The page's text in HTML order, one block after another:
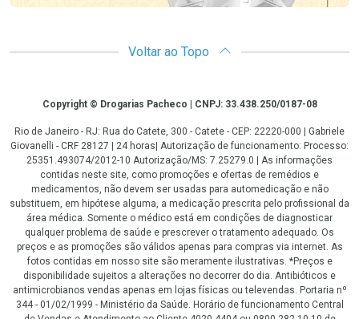
Voltar ao Topo
CopyrightCopyright © Drogarias Pacheco | CNPJ: 33.438.250/0187-08
Rio de Janeiro - RJ: Rua do Catete, 300 - Catete - CEP: 22220-000 | Gabriele
Giovanelli - CRF 28127 | 24 horas| Autorização de funcionamento: Processo:
25351.493074/2012-10 Autorização/MS: 7.25279.0 | As informações
contidas neste site, como promoções e ofertas de remédios e
medicamentos, não devem ser usadas para automedicação e não
substituem, em hipótese alguma, a medicação prescrita pelo profissional da
área médica. Somente o médico está em condições de diagnosticar
qualquer problema de saúde e prescrever o tratamento adequado. Os
preços e as promoções são válidos apenas para compras via internet. As
fotos contidas em nosso site são meramente ilustrativas. *Preços e
disponibilidade sujeitos a alterações no decorrer do dia. Antibióticos e
antimicrobianos vendas apenas em lojas físicas ou televendas. Portaria nº
344 - 01/02/1999 - Ministério da Saúde. Horário de funcionamento Central